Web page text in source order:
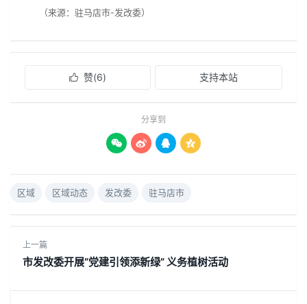
（来源：驻马店市-发改委）
 赞(6) 支持本站
分享到
   
区域 区域动态 发改委 驻马店市
上一篇
市发改委开展“党建引领添新绿” 义务植树活动